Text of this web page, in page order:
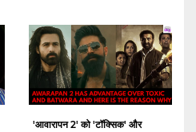
'आवारापन 2' को 'टॉक्सिक' और